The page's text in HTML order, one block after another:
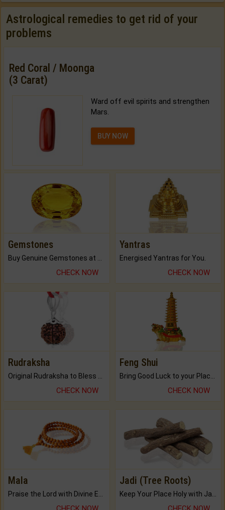
Astrological remedies to get rid of your
problems
Red Coral / Moonga
(3 Carat)
Ward off evil spirits and strengthen
Mars.
BUY NOW
Gemstones
CHECK NOW
Yantras
Energised Yantras for You.
CHECK NOW
Rudraksha
CHECK NOW
Feng Shui
CHECK NOW
Mala Jadi (Tree Roots)